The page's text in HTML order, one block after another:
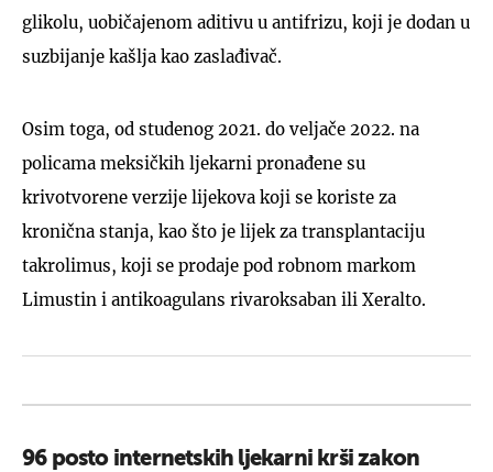
glikolu, uobičajenom aditivu u antifrizu, koji je dodan u
suzbijanje kašlja kao zaslađivač.
Osim toga, od studenog 2021. do veljače 2022. na
policama meksičkih ljekarni pronađene su
krivotvorene verzije lijekova koji se koriste za
kronična stanja, kao što je lijek za transplantaciju
takrolimus, koji se prodaje pod robnom markom
Limustin i antikoagulans rivaroksaban ili Xeralto.
96 posto internetskih ljekarni krši zakon